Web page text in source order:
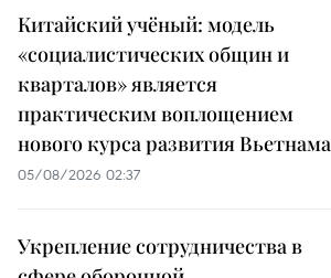
Китайский учёный: модель
«социалистических общин и
кварталов» является
практическим воплощением
нового курса развития Вьетнама
05/08/2026 02:37
Укрепление сотрудничества в